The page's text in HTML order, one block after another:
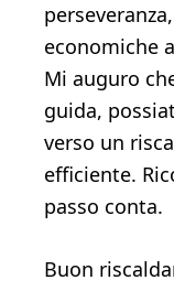
economiche
Mi auguro
guida,
verso un
efficiente.
passo conta.
Buon